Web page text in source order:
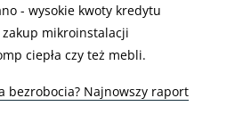
- wysokie kwoty kredytu
mikroinstalacji
ciepła czy też mebli.
bezrobocia? Najnowszy raport